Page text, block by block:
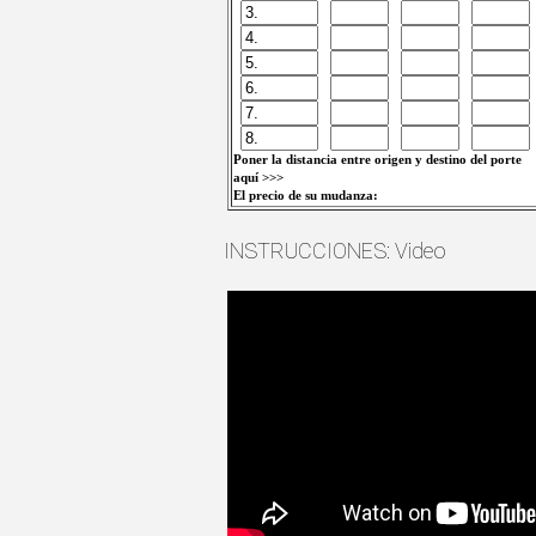
Poner la distancia entre origen y destino del porte
aquí >>>
El precio de su mudanza:
INSTRUCCIONES: Video